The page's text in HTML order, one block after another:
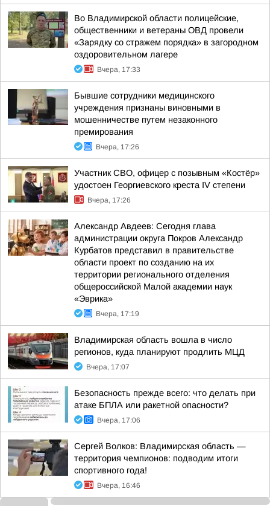
Во Владимирской области полицейские,
общественники и ветераны ОВД провели
«Зарядку со стражем порядка» в загородном
оздоровительном лагере
Вчера, 17:33
Бывшие сотрудники медицинского
учреждения признаны виновными в
мошенничестве путем незаконного
премирования
Вчера, 17:26
Участник СВО, офицер с позывным «Костёр»
удостоен Георгиевского креста IV степени
Вчера, 17:26
Александр Авдеев: Сегодня глава
администрации округа Покров Александр
Курбатов представил в правительстве
области проект по созданию на их
территории регионального отделения
общероссийской Малой академии наук
«Эврика»
Вчера, 17:19
Владимирская область вошла в число
регионов, куда планируют продлить МЦД
Вчера, 17:07
Безопасность прежде всего: что делать при
атаке БПЛА или ракетной опасности?
Вчера, 17:06
Сергей Волков: Владимирская область —
территория чемпионов: подводим итоги
спортивного года!
Вчера, 16:46